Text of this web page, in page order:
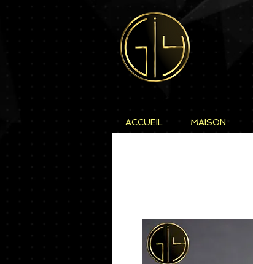
ACCUEIL MAISON